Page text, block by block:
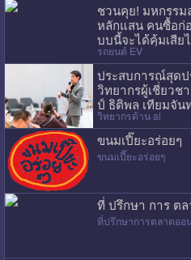
ชวนคุย! มหกรร
หลักแสน คนซื้อก่
บบนี้จะได้คุ้มเสีย
รถยนต์ EV
ประสบการณ์สุดป
วิทยากรผู้เชี่ยวช
ป์ ธิติพล เทียมจัน
ไปเลย
วิทยากรด้าน ai
ขนมเปี๊ยะอร่อยๆ
ขนมเปี๊ยะอร่อยๆ
ที่ ปรึกษา การ ต
ที่ปรึกษาการตลาดออ